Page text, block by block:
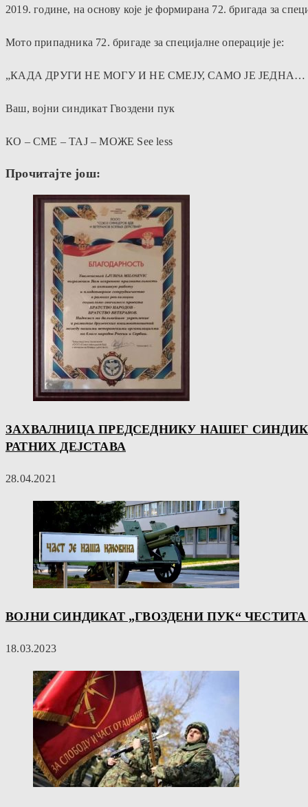
2019. године, на основу које је формирана 72. бригада за
Мото припадника 72. бригаде за специјалне операције је:
„КАДА ДРУГИ НЕ МОГУ И НЕ СМЕЈУ, САМО ЈЕ
Ваш, војни синдикат Гвоздени пук
КО – СМЕ – ТАЈ – МОЖЕ See less
Прочитајте још:
ЗАХВАЛНИЦА ПРЕДСЕДНИКУ НАШЕГ
РАТНИХ ДЕЈСТАВА
28.04.2021
ВОЈНИ СИНДИКАТ „ГВОЗДЕНИ ПУК“
18.03.2023